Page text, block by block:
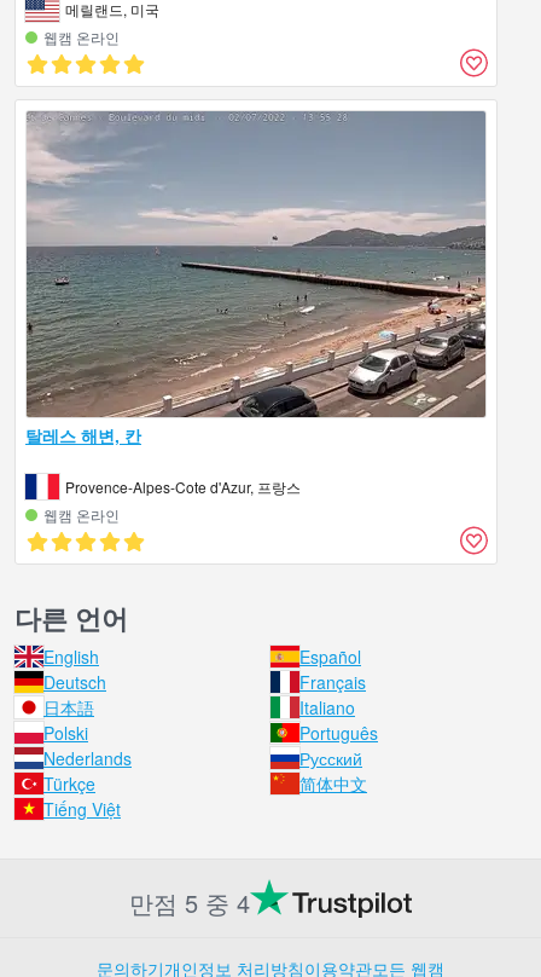
메릴랜드, 미국
웹캠 온라인
탈레스 해변, 칸
Provence-Alpes-Cote d'Azur, 프랑스
웹캠 온라인
다른 언어
English
Español
Deutsch
Français
日本語
Italiano
Polski
Português
Nederlands
Русский
Türkçe
简体中文
Tiếng Việt
만점 5 중 4
문의하기개인정보 처리방침이용약관모든 웹캠